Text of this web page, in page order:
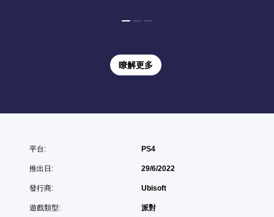
瞭解更多
平台: PS4
推出日: 29/6/2022
發行商: Ubisoft
遊戲類型: 派對